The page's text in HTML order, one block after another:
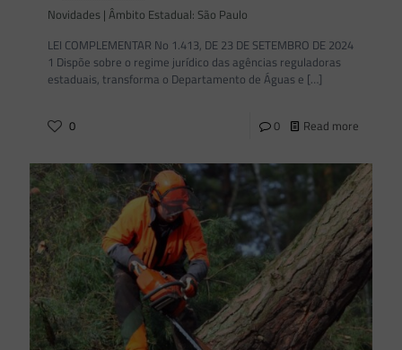
Novidades | Âmbito Estadual: São Paulo
LEI COMPLEMENTAR No 1.413, DE 23 DE SETEMBRO DE 2024
1 Dispõe sobre o regime jurídico das agências reguladoras
estaduais, transforma o Departamento de Águas e […]
0 0 Read more